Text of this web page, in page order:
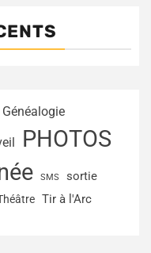
Généalogie
PHOTOS
SMS sortie
Tir à l'Arc